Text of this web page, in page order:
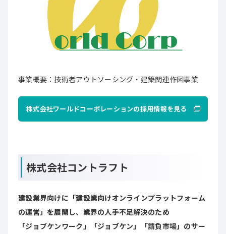
事業概要：技術者アウトソーシング・建築関連作図事業
株式会社ワールドコーポレーションの採用情報を見る
株式会社コントラフト
建設業界向けに「建設業向けオンラインプラットフォーム
の運営」を展開し、業界の人手不足解決のため
「ジョブケンワーク」「ジョブケン」「請負市場」のサー